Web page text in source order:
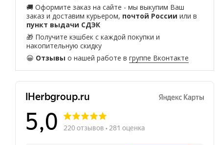
🚚 Оформите заказ на сайте - мы выкупим Ваш
заказ и доставим курьером, почтой России или в
пункт выдачи СДЭК
🎁 Получите кэшбек с каждой покупки и
накопительную скидку
😀 Отзывы о нашей работе вгруппе Вконтакте